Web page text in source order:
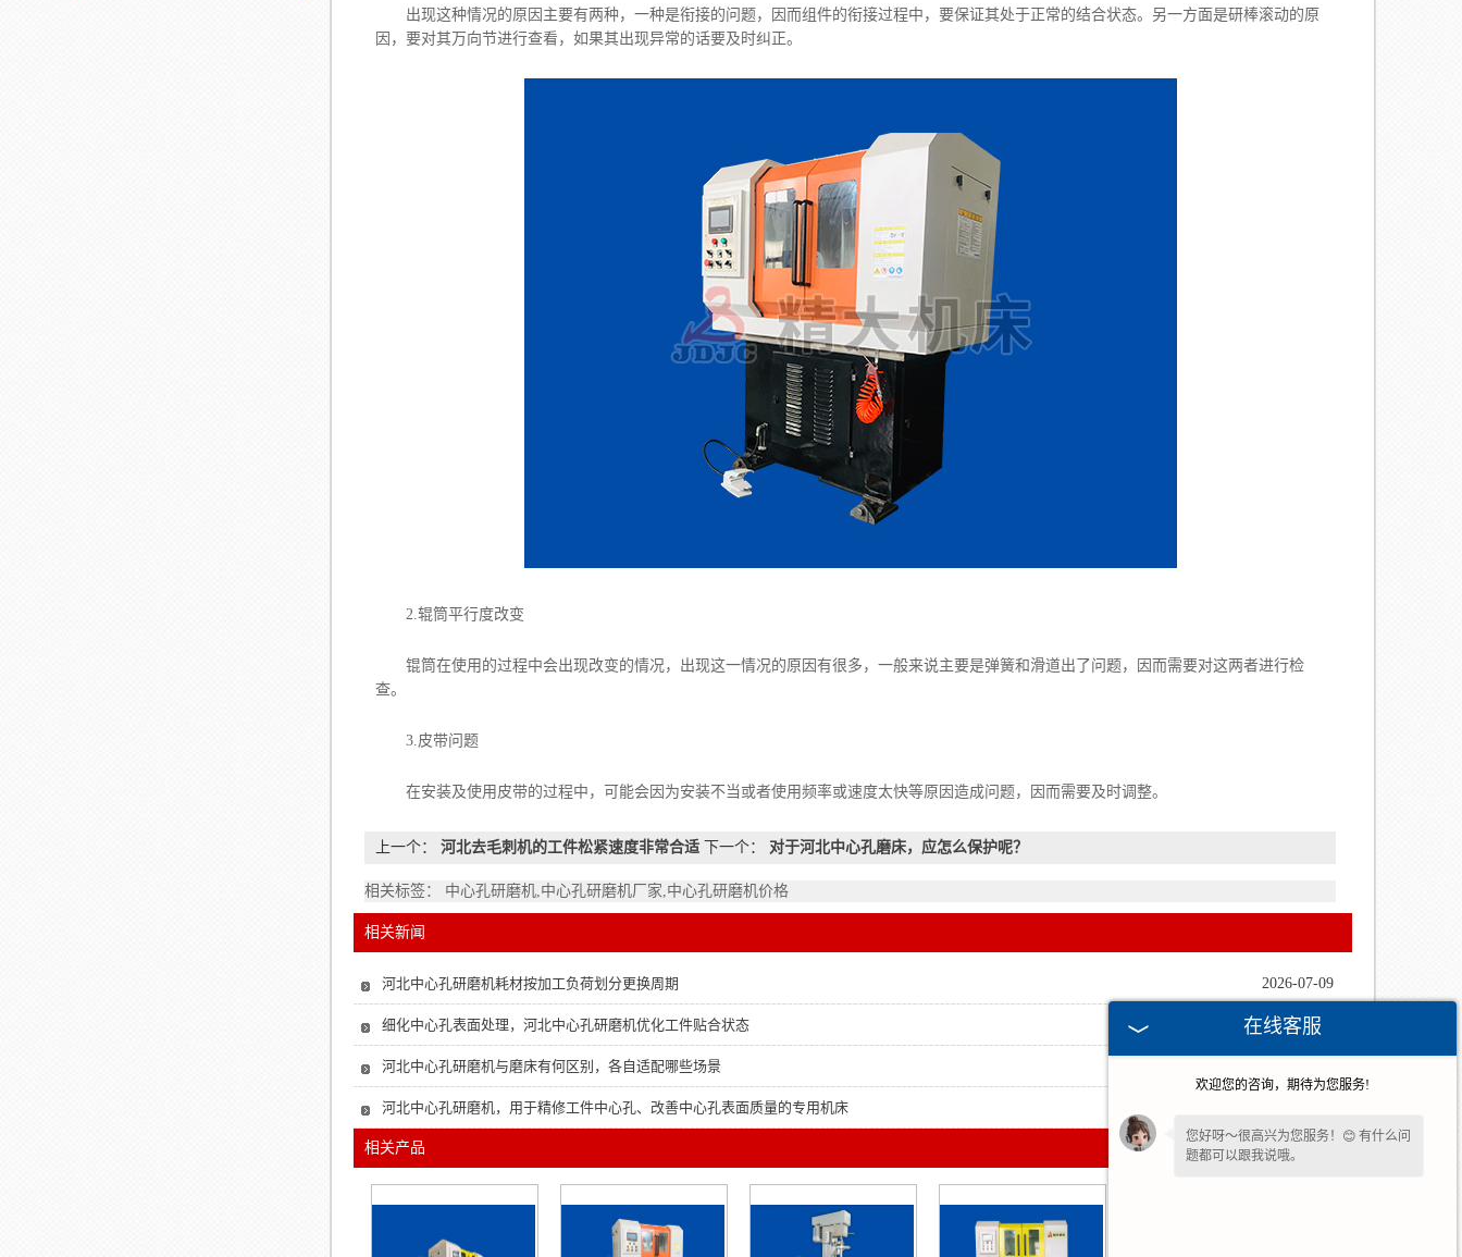
出现这种情况的原因主要有两种，一种是衔接的问题，因而组件的衔接过程中，要保证其处于正常的结合状态。另一方面是研棒滚动的原
因，要对其万向节进行查看，如果其出现异常的话要及时纠正。
2.辊筒平行度改变
锟筒在使用的过程中会出现改变的情况，出现这一情况的原因有很多，一般来说主要是弹簧和滑道出了问题，因而需要对这两者进行检
查。
3.皮带问题
在安装及使用皮带的过程中，可能会因为安装不当或者使用频率或速度太快等原因造成问题，因而需要及时调整。
上一个： 河北去毛刺机的工件松紧速度非常合适 下一个： 对于河北中心孔磨床，应怎么保护呢？
相关标签： 中心孔研磨机,中心孔研磨机厂家,中心孔研磨机价格
相关新闻
2026-07-09
河北中心孔研磨机耗材按加工负荷划分更换周期
2026-05-21
细化中心孔表面处理，河北中心孔研磨机优化工件贴合状态
河北中心孔研磨机与磨床有何区别，各自适配哪些场景
河北中心孔研磨机，用于精修工件中心孔、改善中心孔表面质量的专用机床
相关产品
在线客服
欢迎您的咨询，期待为您服务!
您好呀～很高兴为您服务！😊 有什么问
题都可以跟我说哦。